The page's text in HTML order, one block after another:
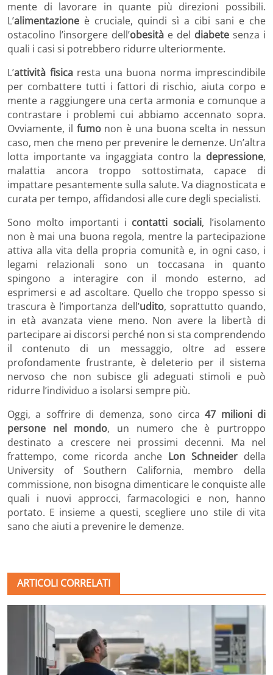
mente di lavorare in quante più direzioni possibili.
L’alimentazione è cruciale, quindi sì a cibi sani e che
ostacolino l’insorgere dell’obesità e del diabete senza i
quali i casi si potrebbero ridurre ulteriormente.
L’attività fisicaresta una buona norma imprescindibile
per combattere tutti i fattori di rischio, aiuta corpo e
mente a raggiungere una certa armonia e comunque a
contrastare i problemi cui abbiamo accennato sopra.
Ovviamente, il fumonon è una buona scelta in nessun
caso, men che meno per prevenire le demenze. Un’altra
lotta importante va ingaggiata contro la depressione,
malattia ancora troppo sottostimata, capace di
impattare pesantemente sulla salute. Va diagnosticata e
curata per tempo, affidandosi alle cure degli specialisti.
Sono molto importanti i contatti sociali, l’isolamento
non è mai una buona regola, mentre la partecipazione
attiva alla vita della propria comunità e, in ogni caso, i
legami relazionali sono un toccasana in quanto
spingono a interagire con il mondo esterno, ad
esprimersi e ad ascoltare. Quello che troppo spesso si
trascura è l’importanza dell’udito, soprattutto quando,
in età avanzata viene meno. Non avere la libertà di
partecipare ai discorsi perché non si sta comprendendo
il contenuto di un messaggio, oltre ad essere
profondamente frustrante, è deleterio per il sistema
nervoso che non subisce gli adeguati stimoli e può
ridurre l’individuo a isolarsi sempre più.
Oggi, a soffrire di demenza, sono circa47 milioni di
persone nel mondo, un numero che è purtroppo
destinato a crescere nei prossimi decenni. Ma nel
frattempo, come ricorda anche Lon Schneider della
University of Southern California, membro della
commissione, non bisogna dimenticare le conquiste alle
quali i nuovi approcci, farmacologici e non, hanno
portato. E insieme a questi, scegliere uno stile di vita
sano che aiuti a prevenire le demenze.
ARTICOLI CORRELATI